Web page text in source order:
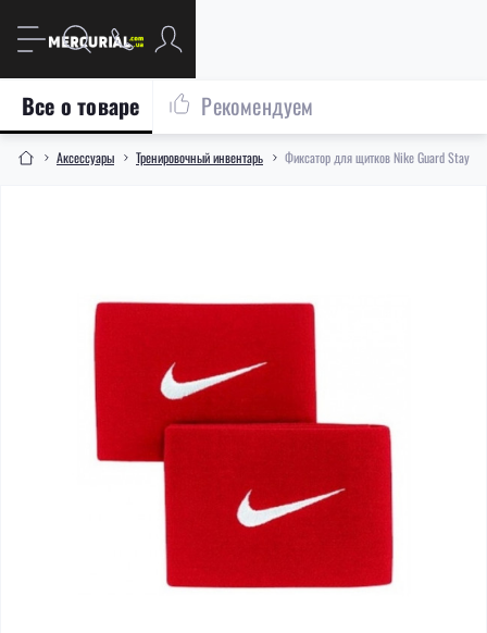
Аксессуары Тренировочный инвентарь Фиксатор для щитков Nike Guard Stay
Все о товаре Рекомендуем